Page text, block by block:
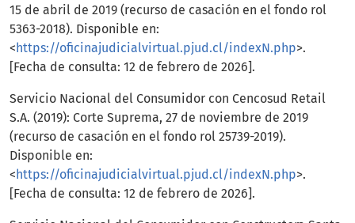
15 de abril de 2019 (recurso de casación en el fondo rol
5363-2018). Disponible en:
< https://oficinajudicialvirtual.pjud.cl/indexN.php>.
[Fecha de consulta: 12 de febrero de 2026].
Servicio Nacional del Consumidor con Cencosud Retail
S.A. (2019): Corte Suprema, 27 de noviembre de 2019
(recurso de casación en el fondo rol 25739-2019).
Disponible en:
< https://oficinajudicialvirtual.pjud.cl/indexN.php>.
[Fecha de consulta: 12 de febrero de 2026].